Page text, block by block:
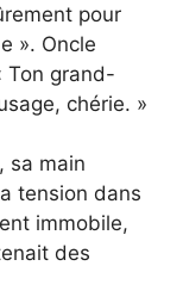
pour
». Oncle
Ton grand-
chérie. »
sa main
tension dans
immobile,
des